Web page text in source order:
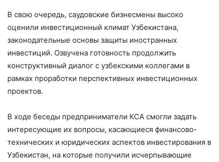
В свою очередь, саудовские бизнесмены высоко
оценили инвестиционный климат Узбекистана,
законодательные основы защиты иностранных
инвестиций. Озвучена готовность продолжить
конструктивный диалог с узбекскими коллегами в
рамках проработки перспективных инвестиционных
проектов.
В ходе беседы предприниматели КСА смогли задать
интересующие их вопросы, касающиеся финансово-
технических и юридических аспектов инвестирования в
Узбекистан, на которые получили исчерпывающие